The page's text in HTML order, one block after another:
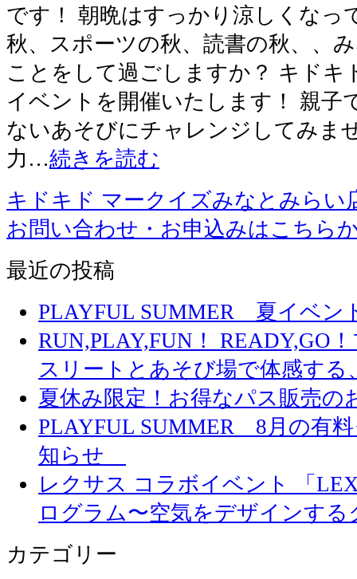
です！ 朝晩はすっかり涼しくなっ
秋、スポーツの秋、読書の秋、、
ことをして過ごしますか？ キドキ
イベントを開催いたします！ 親子
ないあそびにチャレンジしてみま
力…続きを読む
キドキド マークイズみなとみらい
お問い合わせ・お申込みはこちら
最近の投稿
PLAYFUL SUMMER 夏イベ
RUN,PLAY,FUN！ READY,GO
スリートとあそび場で体感する
夏休み限定！お得なパス販売の
PLAYFUL SUMMER 8月の有
知らせ
レクサス コラボイベント 「
ログラム〜空気をデザインす
カテゴリー